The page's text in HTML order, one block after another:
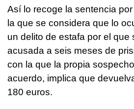
Así lo recoge la sentencia
la que se considera que lo
un delito de estafa por el que
acusada a seis meses de
con la que la propia
acuerdo, implica que
180 euros.